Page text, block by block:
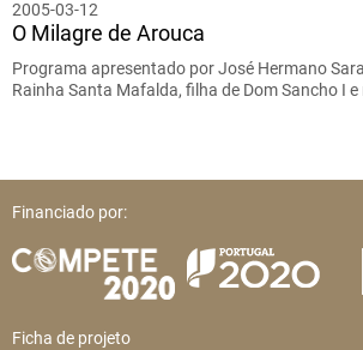
2005-03-12
O Milagre de Arouca
Programa apresentado por José Hermano
Rainha Santa Mafalda, filha de Dom Sancho I
Financiado por:
Ficha de projeto